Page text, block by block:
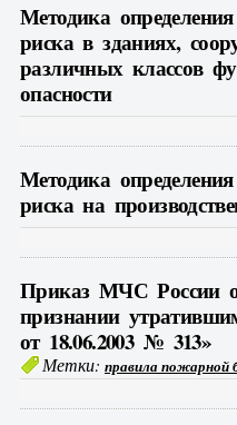
Методика
риска в зданиях,
различных классов
опасности
Методика
риска на
Приказ МЧС России
признании
от 18.06.2003 № 313»
Метки:правила пожарной